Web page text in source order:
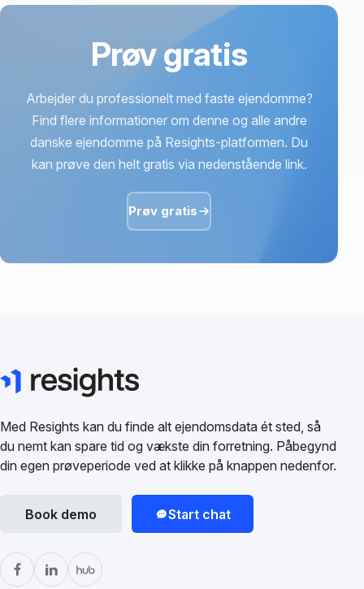
Prøv gratis
Arbejder du professionelt med faste ejendomme?
Find flere informationer om denne og alle andre
danske ejendomme på Resights-platformen. Du
kan prøve den helt gratis via nedenstående link.
Prøv gratis
Med Resights kan du finde alt ejendomsdata ét sted, så
du nemt kan spare tid og vækste din forretning. Påbegynd
din egen prøveperiode ved at klikke på knappen nedenfor.
Book demo Start chat